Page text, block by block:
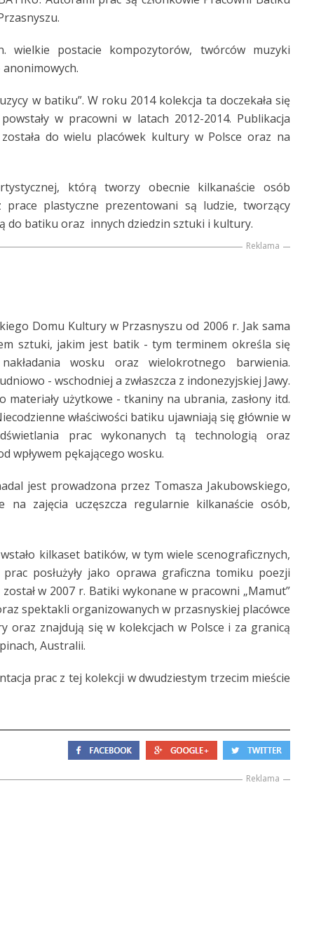
wielkie postacie kompozytorów, twórców muzyki
w batiku”. W roku 2014 kolekcja ta doczekała się
w pracowni w latach 2012-2014. Publikacja
do wielu placówek kultury w Polsce oraz na
którą tworzy obecnie kilkanaście osób
prace plastyczne prezentowani są ludzie, tworzący
do batiku oraz innych dziedzin sztuki i kultury.
Reklama
Domu Kultury w Przasnyszu od 2006 r. Jak sama
sztuki, jakim jest batik - tym terminem określa się
wosku oraz wielokrotnego barwienia.
- wschodniej a zwłaszcza z indonezyjskiej Jawy.
użytkowe - tkaniny na ubrania, zasłony itd.
właściwości batiku ujawniają się głównie w
prac wykonanych tą technologią oraz
wpływem pękającego wosku.
jest prowadzona przez Tomasza Jakubowskiego,
zajęcia uczęszcza regularnie kilkanaście osób,
kilkaset batików, w tym wiele scenograficznych,
posłużyły jako oprawa graficzna tomiku poezji
w 2007 r. Batiki wykonane w pracowni „Mamut”
spektakli organizowanych w przasnyskiej placówce
znajdują się w kolekcjach w Polsce i za granicą
Australii.
prac z tej kolekcji w dwudziestym trzecim mieście
Reklama